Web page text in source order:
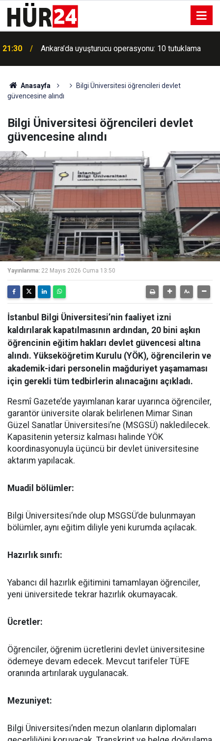
21:30 Ankara’da uyuşturucu operasyonu: 10 tutuklama
Anasayfa
Bilgi Üniversitesi öğrencileri devlet
güvencesine alındı
Bilgi Üniversitesi öğrencileri devlet
güvencesine alındı
Yayınlanma: 22 Mayıs 2026 Cuma 13:50
İstanbul Bilgi Üniversitesi’nin faaliyet izni
kaldırılarak kapatılmasının ardından, 20 bini aşkın
öğrencinin eğitim hakları devlet güvencesi altına
alındı. Yükseköğretim Kurulu (YÖK), öğrencilerin ve
akademik-idari personelin mağduriyet yaşamaması
için gerekli tüm tedbirlerin alınacağını açıkladı.
Resmî Gazete’de yayımlanan karar uyarınca öğrenciler,
garantör üniversite olarak belirlenen Mimar Sinan
Güzel Sanatlar Üniversitesi’ne (MSGSÜ) nakledilecek.
Kapasitenin yetersiz kalması halinde YÖK
koordinasyonuyla üçüncü bir devlet üniversitesine
aktarım yapılacak.
Muadil bölümler:
Bilgi Üniversitesi’nde olup MSGSÜ’de bulunmayan
bölümler, aynı eğitim diliyle yeni kurumda açılacak.
Hazırlık sınıfı:
Yabancı dil hazırlık eğitimini tamamlayan öğrenciler,
yeni üniversitede tekrar hazırlık okumayacak.
Ücretler:
Öğrenciler, öğrenim ücretlerini devlet üniversitesine
ödemeye devam edecek. Mevcut tarifeler TÜFE
oranında artırılarak uygulanacak.
Mezuniyet:
Bilgi Üniversitesi’nden mezun olanların diplomaları